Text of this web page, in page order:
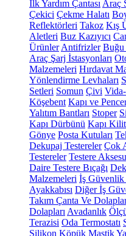
İlk Yardım Çantası Araç
Çekici Çekme Halatı
Reflektörleri Takoz Kış
Aletleri Buz Kazıyıcı
Ürünler Antifrizler Buğu
Araç Şarj İstasyonları
Malzemeleri Hırdavat
Yönlendirme Levhaları
Setleri Somun Çivi
Köşebent Kapı ve
Yalıtım Bantları Stoper
Kapı Dürbünü Kapı
Gönye Posta Kutuları
Dekupaj Testereler Çok
Testereler Testere
Daire Testere Bıçağı
Malzemeleri İş
Ayakkabısı Diğer İş
Takım Çanta Ve
Dolapları Avadanlık
Terazisi Oda Termostatı
Silikon Köpük Mastik